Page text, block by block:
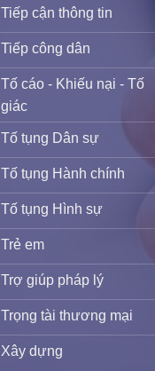
Tiếp cận thông tin
Tiếp công dân
Tố cáo - Khiếu nại - Tố
giác
Tố tụng Dân sự
Tố tụng Hành chính
Tố tụng Hình sự
Trẻ em
Trợ giúp pháp lý
Trọng tài thương mại
Xây dựng